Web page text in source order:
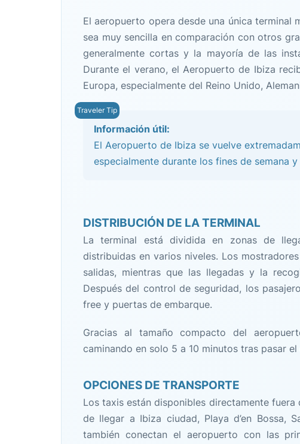
El aeropuerto opera desde una única terminal
sea muy sencilla en comparación con otros
generalmente cortas y la mayoría de las
Durante el verano, el Aeropuerto de Ibiza
Europa, especialmente del Reino Unido,
Información útil:
El Aeropuerto de Ibiza se vuelve
especialmente durante los fines de semana
DISTRIBUCIÓN DE LA TERMINAL
La terminal está dividida en zonas de
distribuidas en varios niveles. Los
salidas, mientras que las llegadas y la
Después del control de seguridad, los
free y puertas de embarque.
Gracias al tamaño compacto del
caminando en solo 5 a 10 minutos tras pasar
OPCIONES DE TRANSPORTE
Los taxis están disponibles directamente
de llegar a Ibiza ciudad, Playa d’en Bossa,
también conectan el aeropuerto con las